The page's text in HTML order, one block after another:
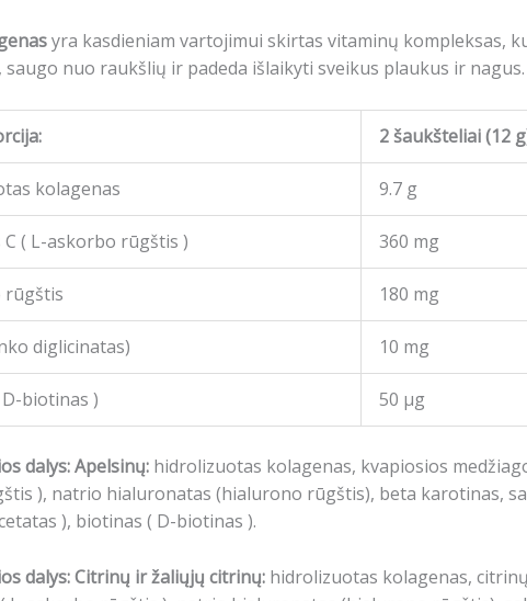
yra kasdieniam vartojimui skirtas vitaminų kompleksas,
saugo nuo raukšlių ir padeda išlaikyti sveikus plaukus ir nagus.
2 šaukšteliai (12
kolagenas 9.7 g
( L-askorbo rūgštis ) 360 mg
rūgštis 180 mg
diglicinatas) 10 mg
biotinas ) 50 μg
dalys: Apelsinų: hidrolizuotas kolagenas, kvapiosios
), natrio hialuronatas (hialurono rūgštis), beta karotinas,
), biotinas ( D-biotinas ).
dalys: Citrinų ir žaliųjų citrinų: hidrolizuotas kolagenas,